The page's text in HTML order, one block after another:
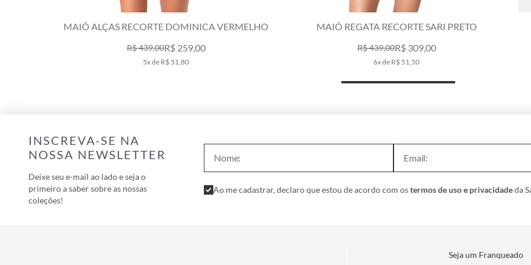
MAIÔ REGATA RECORTE SARI PRETO
R$ 439,00R$ 309,00
6x de R$ 51,50
MOLETOM RECORTE GOLDEN HOUR PRETO
R$ 569,00R$ 339,00
6x de R$ 56,50
INSCREVA-SE NA
NOSSA NEWSLETTER
Deixe seu e-mail ao lado e seja o
primeiro a saber sobre as nossas
coleções!
Ao me cadastrar, declaro que estou de acordo com ostermos de uso e privacidadeda
Seja um Franqueado